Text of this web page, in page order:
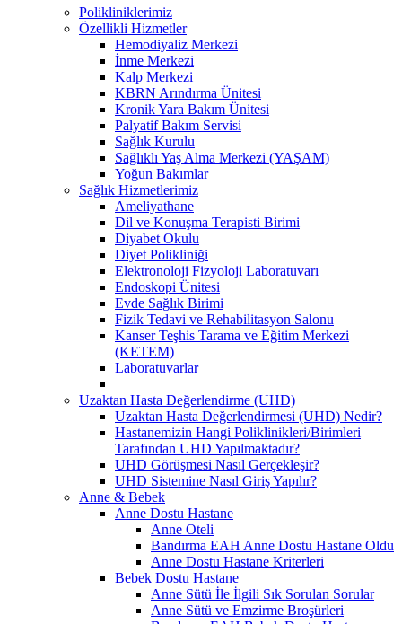
Polikliniklerimiz
Özellikli Hizmetler
Hemodiyaliz Merkezi
İnme Merkezi
Kalp Merkezi
KBRN Arındırma Ünitesi
Kronik Yara Bakım Ünitesi
Palyatif Bakım Servisi
Sağlık Kurulu
Sağlıklı Yaş Alma Merkezi (YAŞAM)
Yoğun Bakımlar
Sağlık Hizmetlerimiz
Ameliyathane
Dil ve Konuşma Terapisti Birimi
Diyabet Okulu
Diyet Polikliniği
Elektronoloji Fizyoloji Laboratuvarı
Endoskopi Ünitesi
Evde Sağlık Birimi
Fizik Tedavi ve Rehabilitasyon Salonu
Kanser Teşhis Tarama ve Eğitim Merkezi
(KETEM)
Laboratuvarlar
Uzaktan Hasta Değerlendirme (UHD)
Uzaktan Hasta Değerlendirmesi (UHD) Nedir?
Hastanemizin Hangi Poliklinikleri/Birimleri
Tarafından UHD Yapılmaktadır?
UHD Görüşmesi Nasıl Gerçekleşir?
UHD Sistemine Nasıl Giriş Yapılır?
Anne & Bebek
Anne Dostu Hastane
Anne Oteli
Bandırma EAH Anne Dostu Hastane Oldu
Anne Dostu Hastane Kriterleri
Bebek Dostu Hastane
Anne Sütü İle İlgili Sık Sorulan Sorular
Anne Sütü ve Emzirme Broşürleri